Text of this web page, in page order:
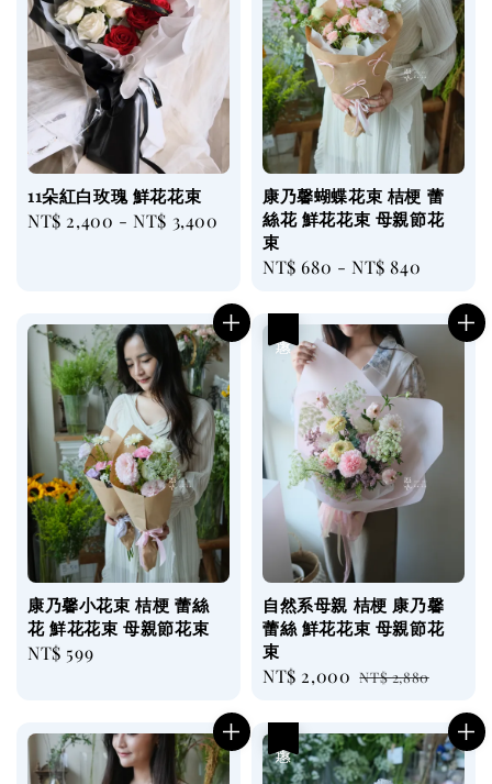
11朵紅白玫瑰 鮮花花束
Regular
NT$ 2,400 -NT$ 3,400
康乃馨蝴蝶花束 桔梗 蕾
絲花 鮮花花束 母親節花
束
Regular
NT$ 680 -NT$ 840
康乃馨小花束 桔梗 蕾絲
花 鮮花花束 母親節花束
Regular
NT$ 599
自然系母親 桔梗 康乃馨
蕾絲 鮮花花束 母親節花
束
Sale
NT$ 2,000 Regular
NT$ 2,880